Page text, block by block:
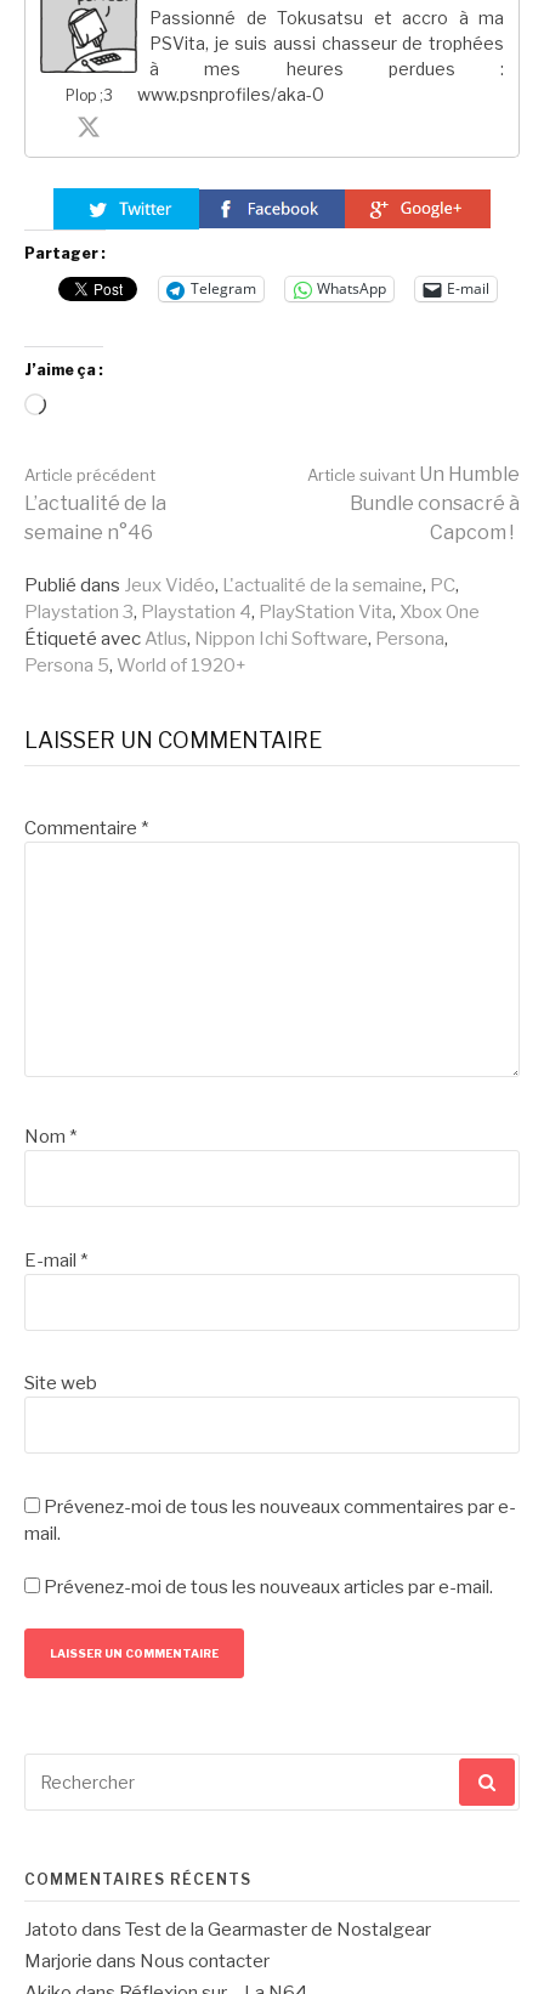
Plop ;3
Passionné de Tokusatsu et accro à ma
PSVita, je suis aussi chasseur de trophées
à mes heures perdues :
www.psnprofiles/aka-0
Partager :
Telegram WhatsApp E-mail
J’aime ça :
Chargement…
Lire
la
suite
Article précédent
L’actualité de la
semaine n°46
Article suivant Un Humble
Bundle consacré à
Capcom !
Publié dans Jeux Vidéo, L'actualité de la semaine, PC,
Playstation 3, Playstation 4, PlayStation Vita, Xbox One
Étiqueté avec Atlus, Nippon Ichi Software, Persona,
Persona 5, World of 1920+
LAISSER UN COMMENTAIRE
Commentaire *
Nom *
E-mail *
Site web
Prévenez-moi de tous les nouveaux commentaires par e-
mail.
Prévenez-moi de tous les nouveaux articles par e-mail.
pour
COMMENTAIRES RÉCENTS
Jatoto dans Test de la Gearmaster de Nostalgear
Marjorie dans Nous contacter